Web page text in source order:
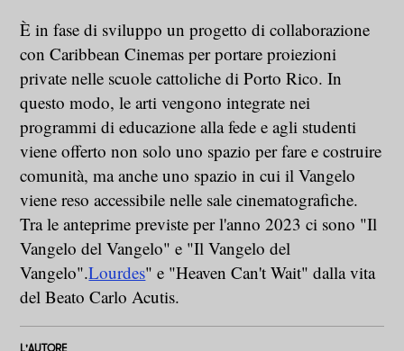
È in fase di sviluppo un progetto di collaborazione
con Caribbean Cinemas per portare proiezioni
private nelle scuole cattoliche di Porto Rico. In
questo modo, le arti vengono integrate nei
programmi di educazione alla fede e agli studenti
viene offerto non solo uno spazio per fare e costruire
comunità, ma anche uno spazio in cui il Vangelo
viene reso accessibile nelle sale cinematografiche.
Tra le anteprime previste per l'anno 2023 ci sono "Il
Vangelo del Vangelo" e "Il Vangelo del
Vangelo".Lourdes" e "Heaven Can't Wait" dalla vita
del Beato Carlo Acutis.